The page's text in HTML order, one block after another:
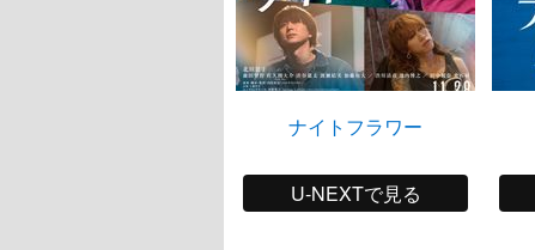
ナイトフラワー
U-NEXTで見る